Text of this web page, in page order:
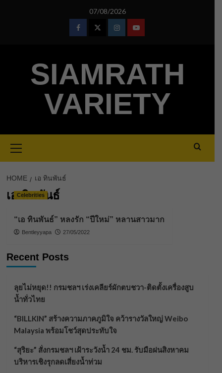
07/08/2026
FacebookTwitterInstagramYoutube
SIAMRATH
VARIETY
Menu
HOME เอ ทินพันธ์
เอ ทินพันธ์
Celebrities
“เอ ทินพันธ์” หลงรัก “ปีใหม่” หลานสาวมาก
Bentleyyapa 27/05/2022
Recent Posts
ลุยไม่หยุด!! กรมชลฯ เร่งเคลียร์ผักตบชวา-ติดตั้งเครื่องสูบ
น้ำทั่วไทย
“BILLKIN” สร้างความภาคภูมิใจ คว้ารางวัลใหญ่ Weibo
Malaysia พร้อมโชว์สุดประทับใจ
“สุริยะ” สั่งกรมชลฯ เฝ้าระวังน้ำ 24 ชม. รับมือฝนสิงหาคม
บริหารเชิงรุกลดเสี่ยงน้ำท่วม